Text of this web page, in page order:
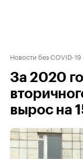
Новости без COVID-19
За 2020
вырос на